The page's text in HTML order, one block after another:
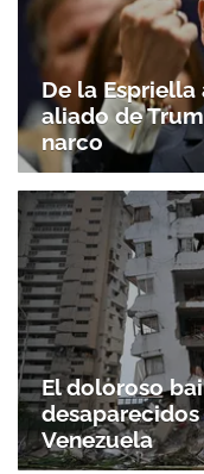
De la
aliado de
narco
El doloroso
Venezuela